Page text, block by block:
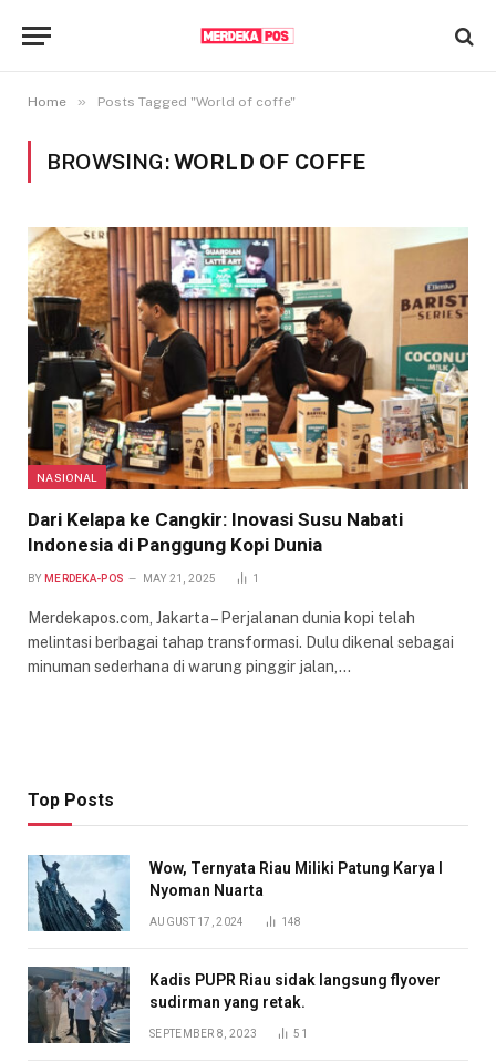
Home » Posts Tagged "World of coffe"
BROWSING:WORLD OF COFFE
NASIONAL
Dari Kelapa ke Cangkir: Inovasi Susu Nabati
Indonesia di Panggung Kopi Dunia
BY MERDEKA-POS MAY 21, 2025 1
Merdekapos.com, Jakarta – Perjalanan dunia kopi telah
melintasi berbagai tahap transformasi. Dulu dikenal sebagai
minuman sederhana di warung pinggir jalan,…
Top Posts
Wow, Ternyata Riau Miliki Patung Karya I
Nyoman Nuarta
AUGUST 17, 2024 148
Kadis PUPR Riau sidak langsung flyover
sudirman yang retak.
SEPTEMBER 8, 2023 51